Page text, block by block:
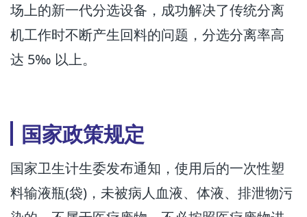
场上的新一代分选设备，成功解决了传统分离
机工作时不断产生回料的问题，分选分离率高
达 5‰ 以上。
国家政策规定
国家卫生计生委发布通知，使用后的一次性塑
料输液瓶(袋)，未被病人血液、体液、排泄物污